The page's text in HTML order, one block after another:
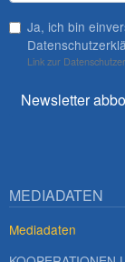
Ja, ich bin
Link zur
Newsletter
MEDIADATEN
Mediadaten